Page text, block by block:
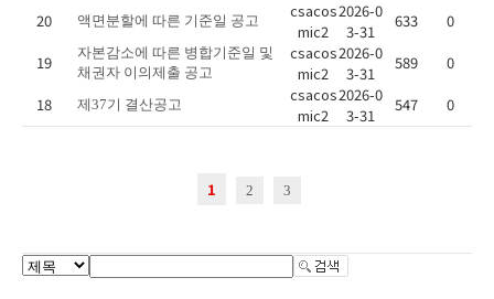
20
액면분할에 따른 기준일 공고
csacos
mic2
2026-0
3-31
633
0
19
자본감소에 따른 병합기준일 및
채권자 이의제출 공고
csacos
mic2
2026-0
3-31
589
0
18
제37기 결산공고
csacos
mic2
2026-0
3-31
547 0
1 2 3